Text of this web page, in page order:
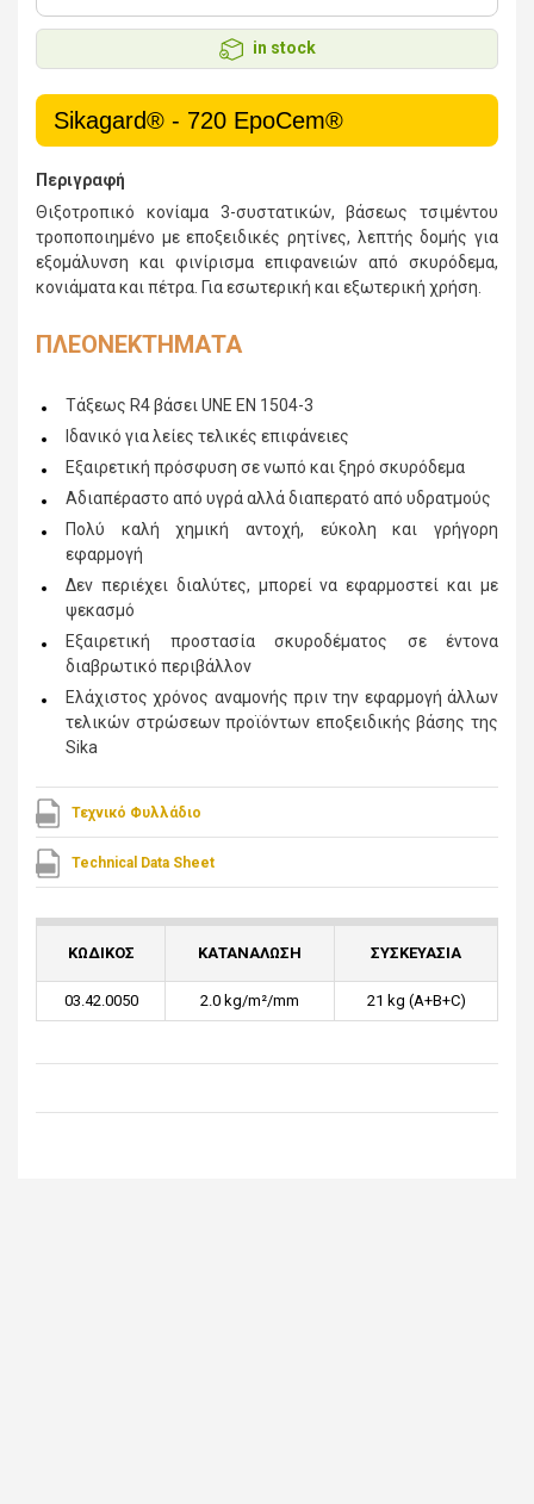
in stock
Sikagard® - 720 EpoCem®
Περιγραφή
Θιξοτροπικό κονίαμα 3-συστατικών, βάσεως τσιμέντου
τροποποιημένο με εποξειδικές ρητίνες, λεπτής δομής για
εξομάλυνση και φινίρισμα επιφανειών από σκυρόδεμα,
κονιάματα και πέτρα. Για εσωτερική και εξωτερική χρήση.
ΠΛΕΟΝΕΚΤΗΜΑΤΑ
Τάξεως R4 βάσει UNE EN 1504-3
Ιδανικό για λείες τελικές επιφάνειες
Εξαιρετική πρόσφυση σε νωπό και ξηρό σκυρόδεμα
Αδιαπέραστο από υγρά αλλά διαπερατό από υδρατμούς
Πολύ καλή χημική αντοχή, εύκολη και γρήγορη
εφαρμογή
Δεν περιέχει διαλύτες, μπορεί να εφαρμοστεί και με
ψεκασμό
Εξαιρετική προστασία σκυροδέματος σε έντονα
διαβρωτικό περιβάλλον
Ελάχιστος χρόνος αναμονής πριν την εφαρμογή άλλων
τελικών στρώσεων προϊόντων εποξειδικής βάσης της
Sika
Τεχνικό Φυλλάδιο
Technical Data Sheet
ΚΩΔΙΚΟΣ ΚΑΤΑΝΑΛΩΣΗ ΣΥΣΚΕΥΑΣΙΑ
03.42.0050 2.0 kg/m²/mm 21 kg (A+B+C)